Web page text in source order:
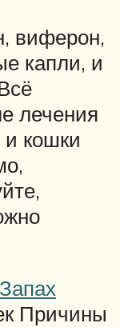
виферон,
капли, и
лечения
и кошки
Запах
Причины